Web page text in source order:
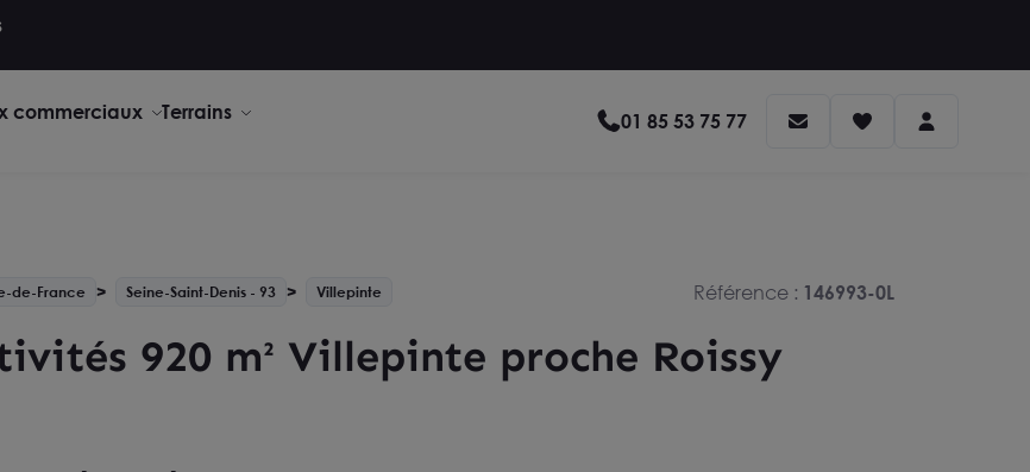
commerciaux Terrains 01 85 53 75 77
de-France Seine-Saint-Denis - 93 Villepinte Référence : 146993-0L
920 m² Villepinte proche Roissy